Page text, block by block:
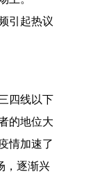
引起热议
四线以下
的地位大
情加速了
，逐渐兴